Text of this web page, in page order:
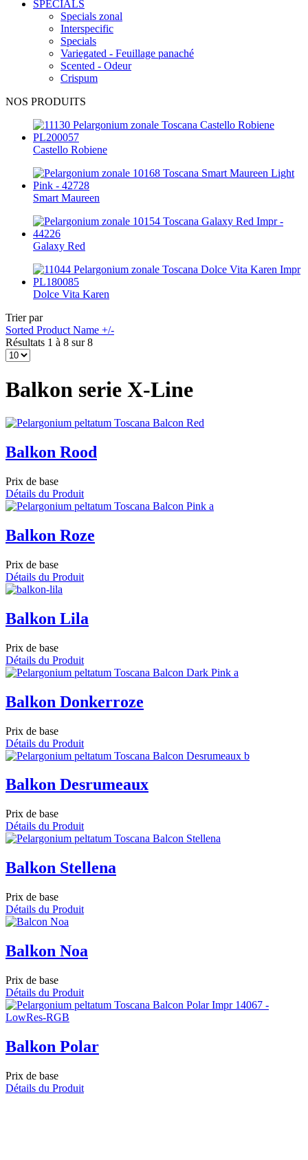
SPECIALS
Specials zonal
Interspecific
Specials
Variegated - Feuillage panaché
Scented - Odeur
Crispum
NOS PRODUITS
Castello Robiene
Smart Maureen
Galaxy Red
Dolce Vita Karen
Trier par
Sorted Product Name +/-
Résultats 1 à 8 sur 8
Balkon serie X-Line
Balkon Rood
Prix de base
Détails du Produit
Balkon Roze
Prix de base
Détails du Produit
Balkon Lila
Prix de base
Détails du Produit
Balkon Donkerroze
Prix de base
Détails du Produit
Balkon Desrumeaux
Prix de base
Détails du Produit
Balkon Stellena
Prix de base
Détails du Produit
Balkon Noa
Prix de base
Détails du Produit
Balkon Polar
Prix de base
Détails du Produit